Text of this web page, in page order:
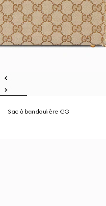
Sac à bandoulière GG